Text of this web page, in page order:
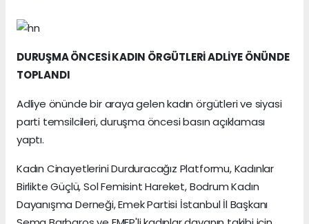
DURUŞMA ÖNCESİ KADIN ÖRGÜTLERİ ADLİYE ÖNÜNDE
TOPLANDI
Adliye önünde bir araya gelen kadın örgütleri ve siyasi
parti temsilcileri, duruşma öncesi basın açıklaması
yaptı.
Kadın Cinayetlerini Durduracağız Platformu, Kadınlar
Birlikte Güçlü, Sol Femisint Hareket, Bodrum Kadın
Dayanışma Derneği, Emek Partisi İstanbul İl Başkanı